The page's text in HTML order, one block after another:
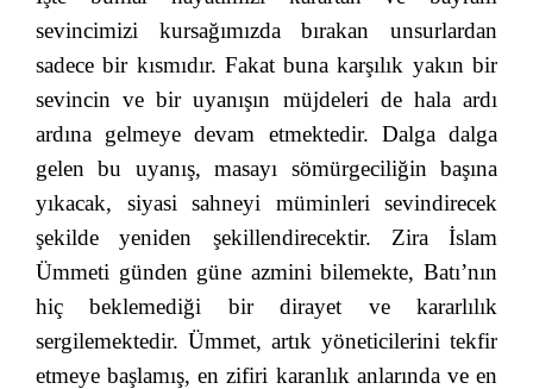
sevincimizi kursağımızda bırakan unsurlardan
sadece bir kısmıdır. Fakat buna karşılık yakın bir
sevincin ve bir uyanışın müjdeleri de hala ardı
ardına gelmeye devam etmektedir. Dalga dalga
gelen bu uyanış, masayı sömürgeciliğin başına
yıkacak, siyasi sahneyi müminleri sevindirecek
şekilde yeniden şekillendirecektir. Zira İslam
Ümmeti günden güne azmini bilemekte, Batı’nın
hiç beklemediği bir dirayet ve kararlılık
sergilemektedir. Ümmet, artık yöneticilerini tekfir
etmeye başlamış, en zifiri karanlık anlarında ve en